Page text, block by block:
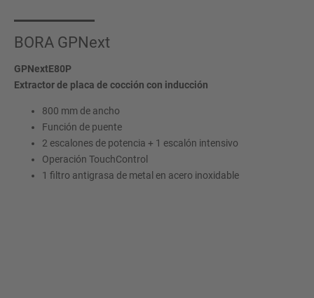
BORA GPNext
GPNextE80P
Extractor de placa de cocción con inducción
800 mm de ancho
Función de puente
2 escalones de potencia + 1 escalón intensivo
Operación TouchControl
1 filtro antigrasa de metal en acero inoxidable